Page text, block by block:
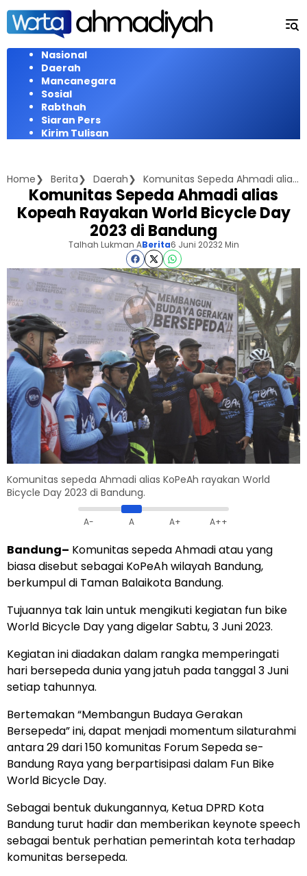
Langsung
konten
Nasional
Daerah
Mancanegara
Sosial
Rabthah
Siaran Pers
Kirim Tulisan
Home Berita Daerah Komunitas Sepeda Ahmadi alias Kopeah Rayakan World Bicycle Day 2023 di Bandung
Komunitas Sepeda Ahmadi alias
Kopeah Rayakan World Bicycle Day
2023 di Bandung
Talhah Lukman ABerita6 Juni 20232 Min
Komunitas sepeda Ahmadi alias KoPeAh rayakan World
Bicycle Day 2023 di Bandung.
A- A A+ A++
Bandung– Komunitas sepeda Ahmadi atau yang
biasa disebut sebagai KoPeAh wilayah Bandung,
berkumpul di Taman Balaikota Bandung.
Tujuannya tak lain untuk mengikuti kegiatan fun bike
World Bicycle Day yang digelar Sabtu, 3 Juni 2023.
Kegiatan ini diadakan dalam rangka memperingati
hari bersepeda dunia yang jatuh pada tanggal 3 Juni
setiap tahunnya.
Bertemakan “Membangun Budaya Gerakan
Bersepeda” ini, dapat menjadi momentum silaturahmi
antara 29 dari 150 komunitas Forum Sepeda se-
Bandung Raya yang berpartisipasi dalam Fun Bike
World Bicycle Day.
Sebagai bentuk dukungannya, Ketua DPRD Kota
Bandung turut hadir dan memberikan keynote speech
sebagai bentuk perhatian pemerintah kota terhadap
komunitas bersepeda.